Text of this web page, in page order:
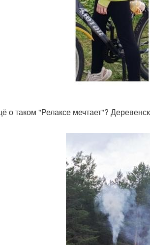
о таком "Релаксе мечтает"?